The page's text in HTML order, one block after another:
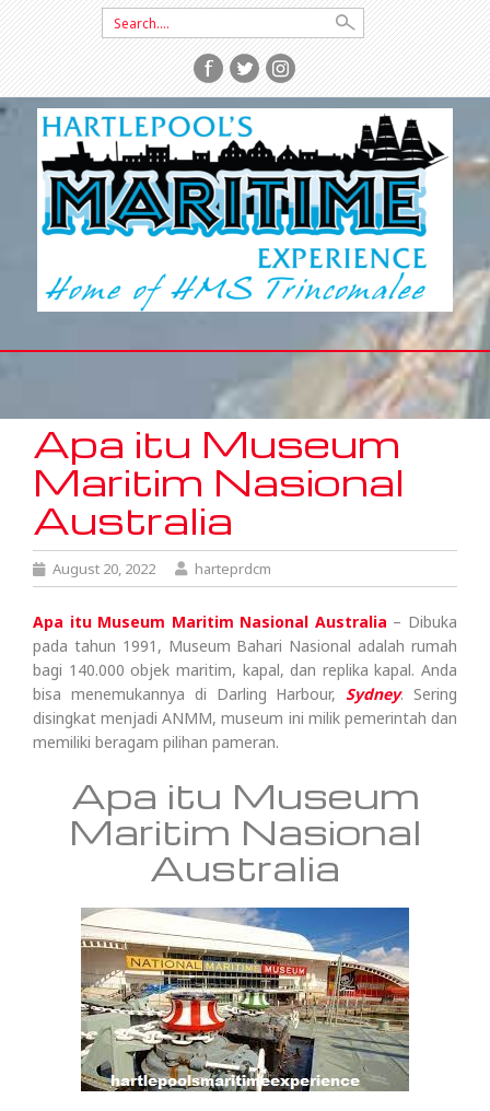
Search
for:
CONTENT
Apa itu Museum
Maritim Nasional
Australia
August 20, 2022 harteprdcm
Apa itu Museum Maritim Nasional Australia – Dibuka
pada tahun 1991, Museum Bahari Nasional adalah rumah
bagi 140.000 objek maritim, kapal, dan replika kapal. Anda
bisa menemukannya di Darling Harbour,Sydney. Sering
disingkat menjadi ANMM, museum ini milik pemerintah dan
memiliki beragam pilihan pameran.
Apa itu Museum
Maritim Nasional
Australia